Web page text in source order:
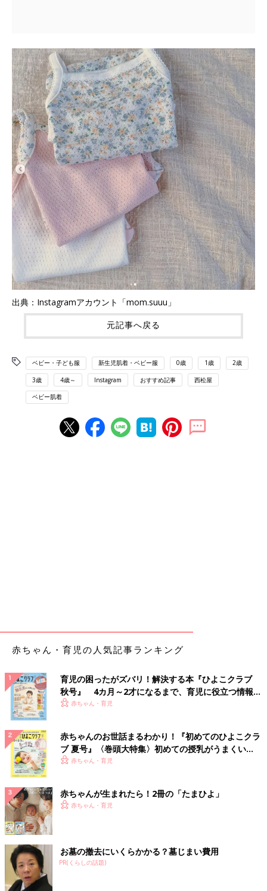
出典：Instagramアカウント「mom.suuu」
元記事へ戻る
ベビー・子ども服 新生児肌着・ベビー服 0歳 1歳 2歳
3歳 4歳～ Instagram おすすめ記事 西松屋
ベビー肌着
赤ちゃん・育児の人気記事ランキング
育児の困ったがズバリ！解決する本『ひよこクラブ
秋号』 4カ月～2才になるまで、育児に役立つ情報が
いっぱい！
赤ちゃん・育児
赤ちゃんのお世話まるわかり！『初めてのひよこクラ
ブ 夏号』〈巻頭大特集〉初めての授乳がうまくい
く！ おっぱい・ミルクの基本と夏のトラブル 解決テ
赤ちゃん・育児
赤ちゃんが生まれたら！2冊の「たまひよ」
赤ちゃん・育児
お墓の撤去にいくらかかる？墓じまい費用
PR(くらしの話題)